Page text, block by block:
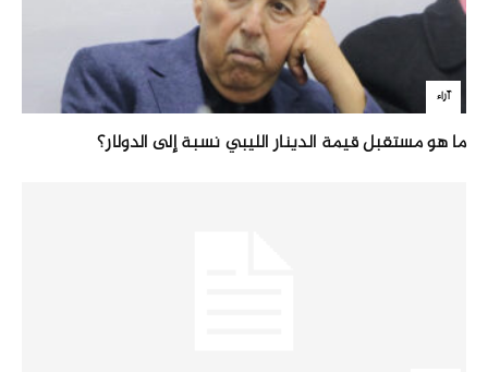
آراء
ما هو مستقبل قيمة الدينار الليبي نسبة إلى الدولار؟